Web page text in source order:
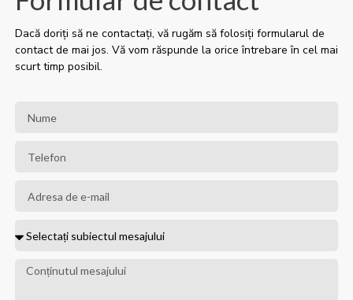
Dacă doriți să ne contactați, vă rugăm să folosiți formularul de
contact de mai jos. Vă vom răspunde la orice întrebare în cel mai
scurt timp posibil.